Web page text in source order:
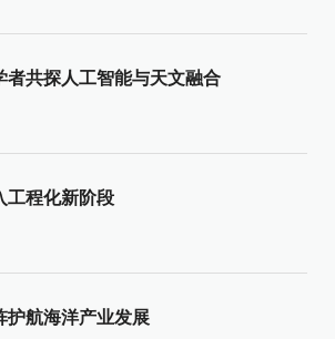
者共探人工智能与天文融合
工程化新阶段
护航海洋产业发展